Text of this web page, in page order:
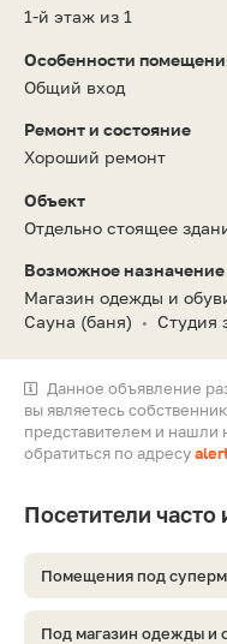
1-й этаж из 1
Особенности
Общий вход
Ремонт и состояние
Хороший ремонт
Объект
Отдельно стоящее
Возможное назначение
Магазин одежды и
Сауна (баня) • Студия
Данное объявление
вы являетесь
представителем и нашли
обратиться по адресу
Посетители часто
Помещения под
Под магазин одежды и